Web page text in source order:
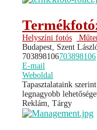
Helyszíni fotós
Budapest, Szent
703898106703898106
E-mail
Weboldal
Tapasztalataink
legnagyobb
Reklám, Tárgy